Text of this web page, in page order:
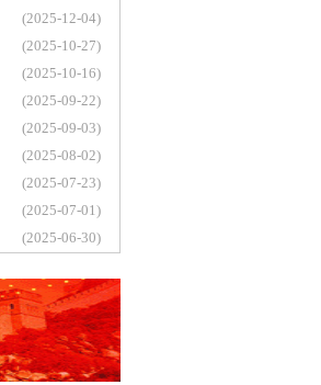
(2025-12-04)
(2025-10-27)
(2025-10-16)
(2025-09-22)
(2025-09-03)
(2025-08-02)
(2025-07-23)
(2025-07-01)
(2025-06-30)